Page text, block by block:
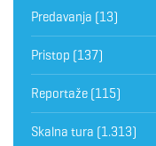
Predavanja (13)
Pristop (137)
Reportaže (115)
Skalna tura (1.313)